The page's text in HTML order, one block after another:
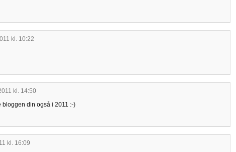
kl. 10:22
kl. 14:50
bloggen din også i 2011 :-)
kl. 16:09